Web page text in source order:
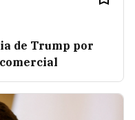
de Trump por